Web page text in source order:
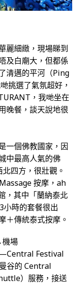
麗細緻，現場睇到
及白廟大，但都係
清邁的平河（Ping
挑選了氣氛超好，
，我哋坐在
晚餐，談天說地很
一個佛教國家，因
中最高人氣的佛
四方，很壯觀。
按摩，ah
，其中「蘭納泰北
時的套餐很出
＋傳統泰式按摩。
場
—Central Festival
谷的 Central
）服務，接送